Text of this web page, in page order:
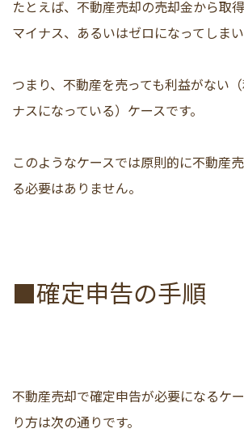
たとえば、不動産売却の売却金から取
マイナス、あるいはゼロになってしまい
つまり、不動産を売っても利益がない
ナスになっている）ケースです。
このようなケースでは原則的に不動産
る必要はありません。
■確定申告の手順
不動産売却で確定申告が必要になるケ
り方は次の通りです。